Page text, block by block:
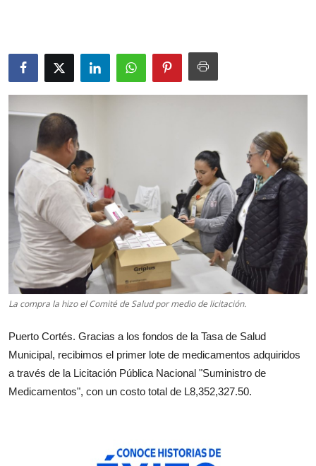
La compra la hizo el Comité de Salud por medio de licitación.
Puerto Cortés. Gracias a los fondos de la Tasa de Salud
Municipal, recibimos el primer lote de medicamentos adquiridos
a través de la Licitación Pública Nacional "Suministro de
Medicamentos", con un costo total de L8,352,327.50.